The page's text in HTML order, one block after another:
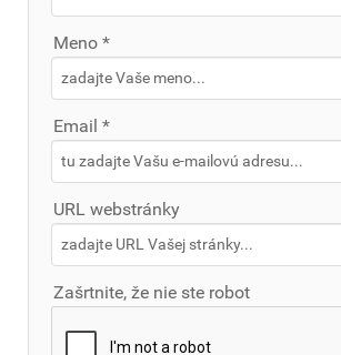
Meno *
Email *
URL webstránky
Zašrtnite, že nie ste robot